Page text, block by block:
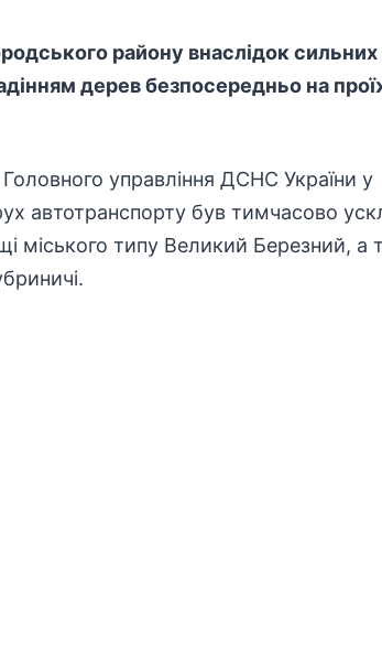
району внаслідок сильних
дерев безпосередньо на
управління ДСНС України у
автотранспорту був тимчасово
міського типу Великий Березний, а